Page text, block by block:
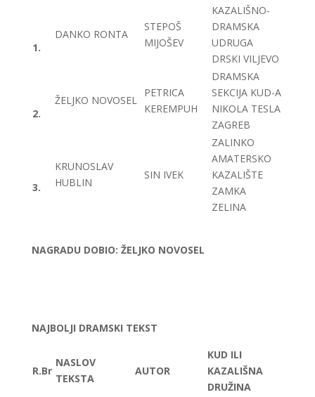
1.
DANKO RONTA
STEPOŠ
MIJOŠEV
KAZALIŠNO-
DRAMSKA
UDRUGA
DRSKI VILJEVO
2.
ŽELJKO NOVOSEL
PETRICA
KEREMPUH
DRAMSKA
SEKCIJA KUD-A
NIKOLA TESLA
ZAGREB
3.
KRUNOSLAV
HUBLIN
SIN IVEK
ZALINKO
AMATERSKO
KAZALIŠTE
ZAMKA
ZELINA
NAGRADU DOBIO: ŽELJKO NOVOSEL
NAJBOLJI DRAMSKI TEKST
R.Br
NASLOV
TEKSTA
AUTOR
KUD ILI
KAZALIŠNA
DRUŽINA